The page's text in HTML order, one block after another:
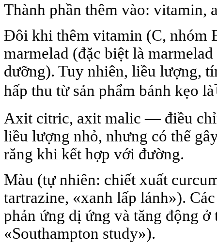
Thành phần thêm vào: vitamin,
Đôi khi thêm vitamin (C, nhóm
marmelad (đặc biệt là
dưỡng). Tuy nhiên, liều lượng,
hấp thu từ sản phẩm bánh kẹo
Axit citric, axit malic — điều
liều lượng nhỏ, nhưng có thể
răng khi kết hợp với đường.
Màu (tự nhiên: chiết xuất
tartrazine, «xanh lấp lánh»).
phản ứng dị ứng và tăng động
«Southampton study»).